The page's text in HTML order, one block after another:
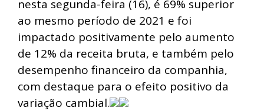
nesta segunda-feira (16), é 69% superior
ao mesmo período de 2021 e foi
impactado positivamente pelo aumento
de 12% da receita bruta, e também pelo
desempenho financeiro da companhia,
com destaque para o efeito positivo da
variação cambial.